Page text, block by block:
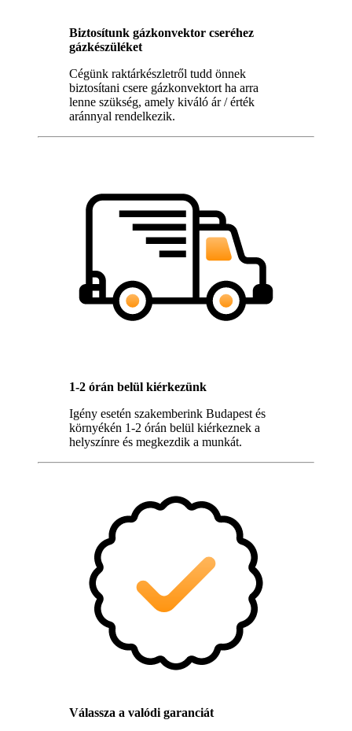
Biztosítunk gázkonvektor cseréhez
gázkészüléket
Cégünk raktárkészletről tudd önnek
biztosítani csere gázkonvektort ha arra
lenne szükség, amely kiváló ár / érték
aránnyal rendelkezik.
1-2 órán belül kiérkezünk
Igény esetén szakemberink Budapest és
környékén 1-2 órán belül kiérkeznek a
helyszínre és megkezdik a munkát.
Válassza a valódi garanciát